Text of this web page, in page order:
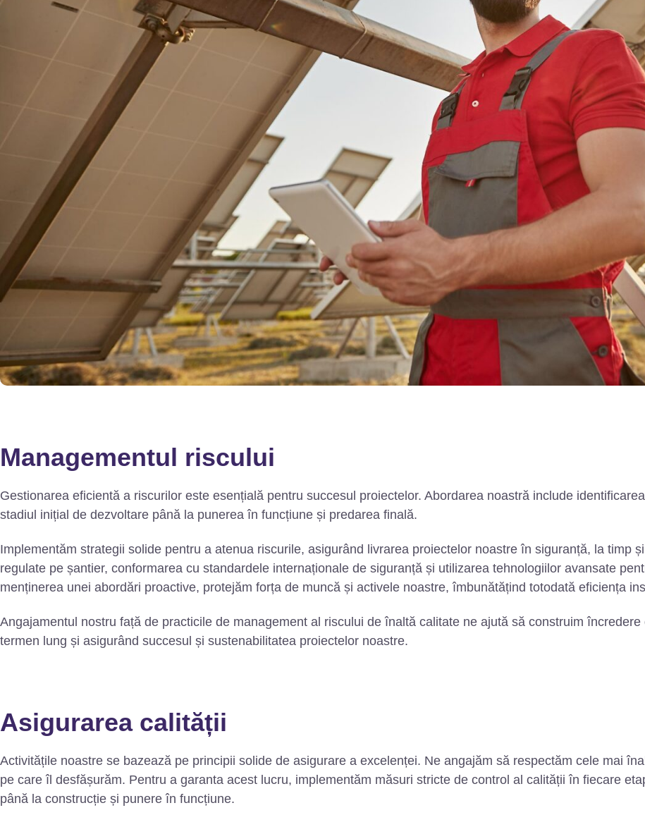
Managementul riscului
Gestionarea eficientă a riscurilor este esențială pentru succesul proiectelor. Abordarea noastră include
stadiul inițial de dezvoltare până la punerea în funcțiune și predarea finală.
Implementăm strategii solide pentru a atenua riscurile, asigurând livrarea proiectelor noastre în siguranță, la timp
regulate pe șantier, conformarea cu standardele internaționale de siguranță și utilizarea tehnologiilor avansate
menținerea unei abordări proactive, protejăm forța de muncă și activele noastre, îmbunătățind totodată eficiența
Angajamentul nostru față de practicile de management al riscului de înaltă calitate ne ajută să construim
termen lung și asigurând succesul și sustenabilitatea proiectelor noastre.
Asigurarea calității
Activitățile noastre se bazează pe principii solide de asigurare a excelenței. Ne angajăm să respectăm cele mai
pe care îl desfășurăm. Pentru a garanta acest lucru, implementăm măsuri stricte de control al calității în fiecare
până la construcție și punere în funcțiune.